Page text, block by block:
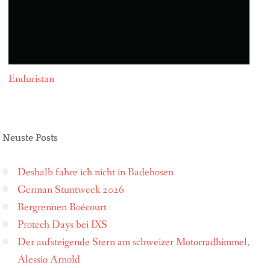
Enduristan
Neuste Posts
Deshalb fahre ich nicht in Badehosen
German Stuntweek 2026
Bergrennen Boécourt
Protech Days bei IXS
Der aufsteigende Stern am schweizer Motorradhimmel,
Alessio Arnold